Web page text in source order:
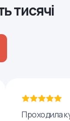
тисячі
Проходила